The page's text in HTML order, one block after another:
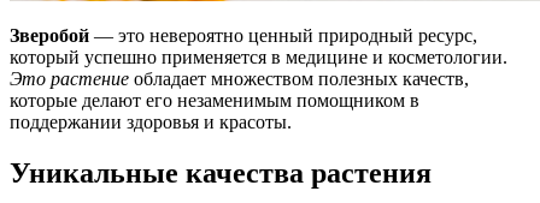
Зверобой — это невероятно ценный природный ресурс,
который успешно применяется в медицине и косметологии.
Это растение обладает множеством полезных качеств,
которые делают его незаменимым помощником в
поддержании здоровья и красоты.
Уникальные качества растения